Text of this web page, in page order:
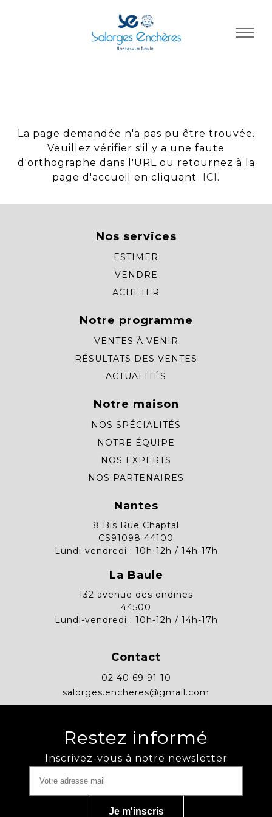
La page demandée n'a pas pu être trouvée.
Veuillez vérifier s'il y a une faute
d'orthographe dans l'URL ou retournez à la
page d'accueil en cliquant
ICI .
Nos services
ESTIMER
VENDRE
ACHETER
Notre programme
VENTES À VENIR
RÉSULTATS DES VENTES
ACTUALITÉS
Notre maison
NOS SPÉCIALITÉS
NOTRE ÉQUIPE
NOS EXPERTS
NOS PARTENAIRES
Nantes
8 Bis Rue Chaptal
CS91098 44100
Lundi-vendredi : 10h-12h / 14h-17h
La Baule
132 avenue des ondines
44500
Lundi-vendredi : 10h-12h / 14h-17h
Contact
02 40 69 91 10
salorges.encheres@gmail.com
Restez informé
Inscrivez-vous à notre newsletter